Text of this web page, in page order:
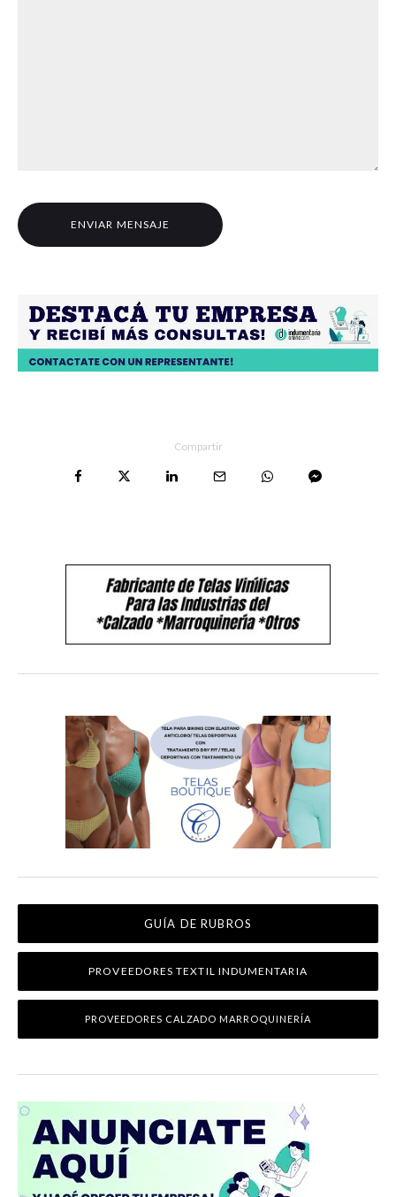
Compartir
GUÍA DE RUBROS
PROVEEDORES TEXTIL INDUMENTARIA
PROVEEDORES CALZADO MARROQUINERÍA